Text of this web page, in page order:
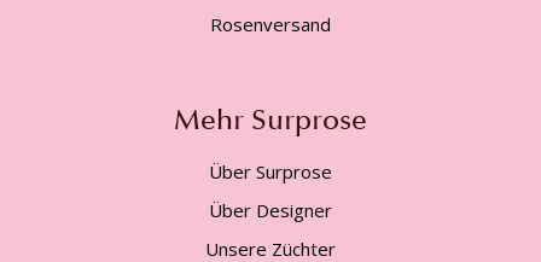
Rosenversand
Mehr Surprose
Über Surprose
Über Designer
Unsere Züchter